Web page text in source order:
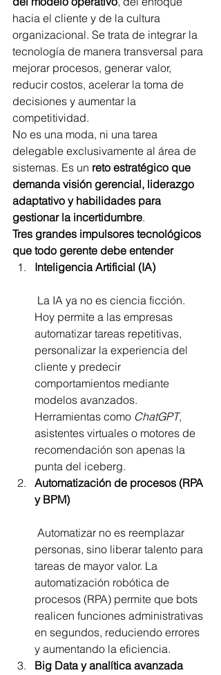
hacia el cliente y de la cultura
organizacional. Se trata de integrar la
tecnología de manera transversal para
mejorar procesos, generar valor,
reducir costos, acelerar la toma de
decisiones y aumentar la
competitividad.
No es una moda, ni una tarea
delegable exclusivamente al área de
sistemas. Es un reto estratégico que
demanda visión gerencial, liderazgo
adaptativo y habilidades para
gestionar la incertidumbre.
Tres grandes impulsores tecnológicos
que todo gerente debe entender
Inteligencia Artificial (IA)
Hoy permite a las empresas
automatizar tareas repetitivas,
personalizar la experiencia del
cliente y predecir
comportamientos mediante
modelos avanzados.
Herramientas como ChatGPT,
asistentes virtuales o motores de
recomendación son apenas la
punta del iceberg.
Automatización de procesos (RPA
y BPM)
personas, sino liberar talento para
tareas de mayor valor. La
automatización robótica de
procesos (RPA) permite que bots
realicen funciones administrativas
en segundos, reduciendo errores
y aumentando la eficiencia.
Big Data y analítica avanzada